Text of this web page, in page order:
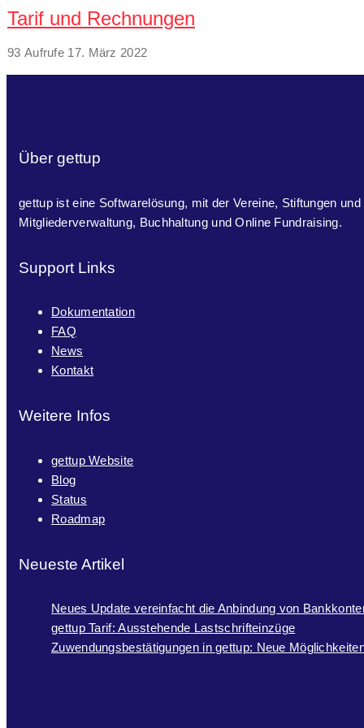
Tarif und Rechnungen
93 Aufrufe 17. März 2022
Über gettup
gettup ist eine Softwarelösung, mit der Vereine, Stiftungen
Mitgliederverwaltung, Buchhaltung und Online Fundraising.
Support Links
Dokumentation
FAQ
News
Kontakt
Weitere Infos
gettup Website
Blog
Status
Roadmap
Neueste Artikel
Neues Update vereinfacht die Anbindung von
gettup Tarif: Ausstehende Lastschrifteinzüge
Zuwendungsbestätigungen in gettup: Neue